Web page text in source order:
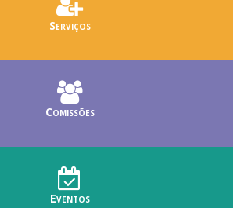
Serviços
Comissões
Eventos